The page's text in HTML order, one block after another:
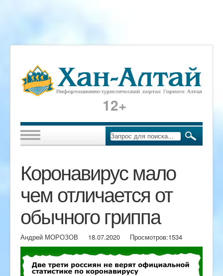
12+
Коронавирус мало
чем отличается от
обычного гриппа
Андрей МОРОЗОВ 18.07.2020 Просмотров:1534